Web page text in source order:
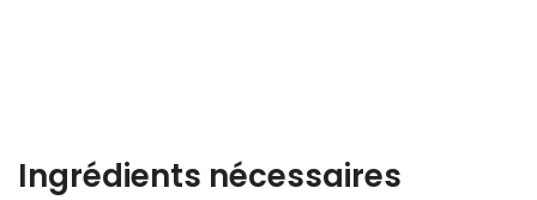
Ingrédients nécessaires